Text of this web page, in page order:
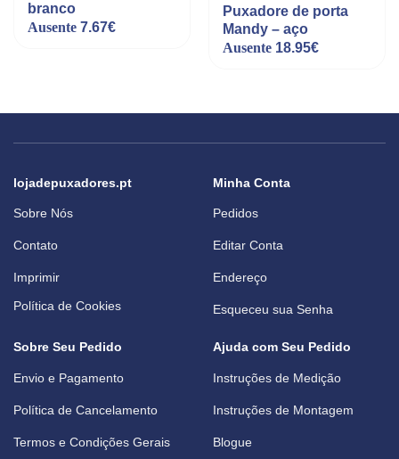
branco
Ausente 7.67€
Puxadore de porta
Mandy – aço
Ausente 18.95€
lojadepuxadores.pt
Sobre Nós
Contato
Imprimir
Política de Cookies
Minha Conta
Pedidos
Editar Conta
Endereço
Esqueceu sua Senha
Sobre Seu Pedido
Envio e Pagamento
Política de Cancelamento
Termos e Condições Gerais
Ajuda com Seu Pedido
Instruções de Medição
Instruções de Montagem
Blogue